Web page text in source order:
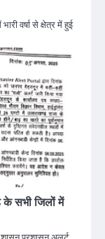
वर्षा से क्षेत्र में हुई
के सभी जिलों में